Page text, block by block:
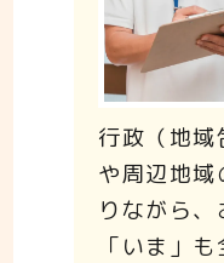
行政（地域
や周辺地域
りながら
「いま」